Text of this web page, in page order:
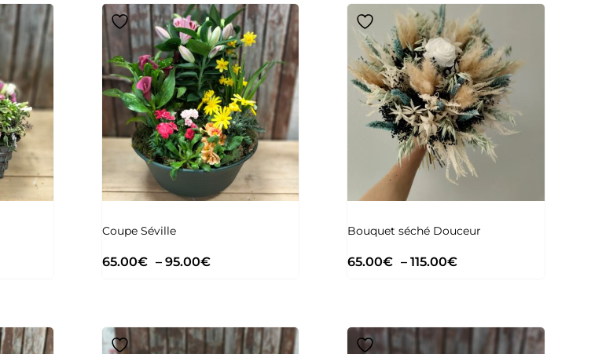
Coupe Séville
65.00€ – 95.00€
Bouquet séché Douceur
65.00€ –115.00€